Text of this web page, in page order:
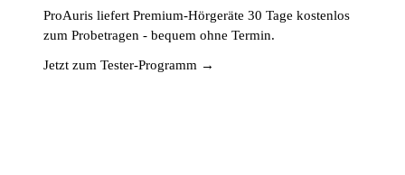
ProAuris liefert Premium-Hörgeräte 30 Tage kostenlos
zum Probetragen - bequem ohne Termin.
Jetzt zum Tester-Programm →